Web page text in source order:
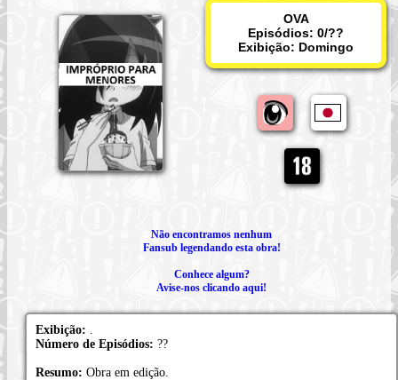
OVA
Episódios: 0/??
Exibição: Domingo
Não encontramos nenhum
Fansub legendando esta obra!
Conhece algum?
Avise-nos clicando aqui!
Exibição:
Número de Episódios: ??
Resumo: Obra em edição.